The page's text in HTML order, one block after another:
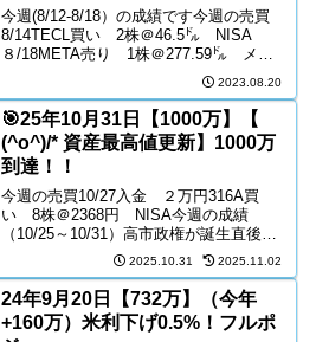
【9-12月底予想】 資産-18万円
今週(8/12-8/18）の成績です今週の売買
8/14TECL買い 2株＠46.5㌦ NISA
８/18META売り 1株＠277.59㌦ メイ
ン特定買い単価＠239.3㌦ ＋38㌦2023.08.20
🎯25年10月31日【1000万】【
(^o^)/* 資産最高値更新】1000万
到達！！
今週の売買10/27入金 ２万円316A買
い 8株＠2368円 NISA今週の成績
（10/25～10/31）高市政権が誕生直後
に、日米、日韓、日中首脳会談が行わ
れ、好調の評価。それなら株価も騰が
る。日米の会談に合わせて、ベッセント
財務長官・...
2025.10.31 2025.11.02
24年9月20日【732万】（今年
+160万）米利下げ0.5%！フルポ